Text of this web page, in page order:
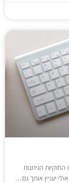
החוקיות הניתנות
יעניין אותך גם…